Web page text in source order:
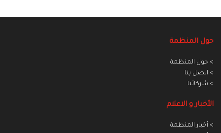
حول المنظمة
> حول المنظمة
> اتصل بنا
> شركائنا
الأخبار و الاعلام
> أخبار المنطمة